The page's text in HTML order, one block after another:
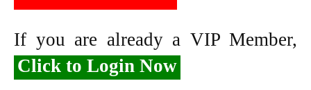
If you are already a VIP Member,
Click to Login Now